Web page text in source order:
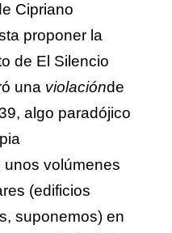
Cipriano
proponer la
de El Silencio
una violaciónde
algo paradójico
volúmenes
(edificios
suponemos) en